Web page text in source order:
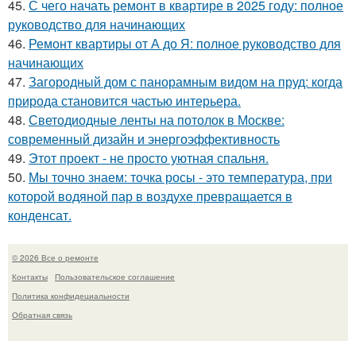
45. С чего начать ремонт в квартире в 2025 году: полное
руководство для начинающих
46. Ремонт квартиры от А до Я: полное руководство для
начинающих
47. Загородный дом с панорамным видом на пруд: когда
природа становится частью интерьера.
48. Светодиодные ленты на потолок в Москве:
современный дизайн и энергоэффективность
49. Этот проект - не просто уютная спальня.
50. Мы точно знаем: точка росы - это температура, при
которой водяной пар в воздухе превращается в
конденсат.
© 2026 Все о ремонте
Контакты
Пользовательское соглашение
Политика конфидециальности
Обратная связь